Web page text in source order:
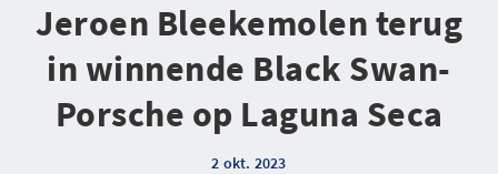
Jeroen Bleekemolen terug
in winnende Black Swan-
Porsche op Laguna Seca
2 okt. 2023